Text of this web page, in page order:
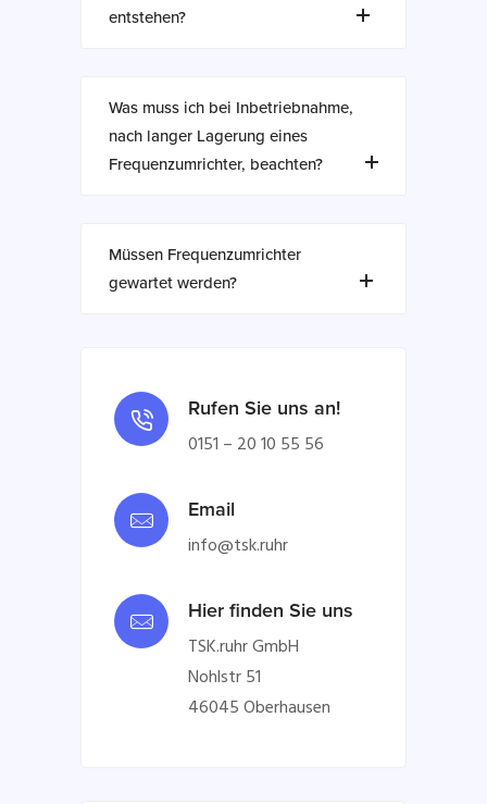
entstehen?
Was muss ich bei Inbetriebnahme,
nach langer Lagerung eines
Frequenzumrichter, beachten?
Müssen Frequenzumrichter
gewartet werden?
Rufen Sie uns an!
0151 – 20 10 55 56
Email
info@tsk.ruhr
Hier finden Sie uns
TSK.ruhr GmbH
Nohlstr 51
46045 Oberhausen